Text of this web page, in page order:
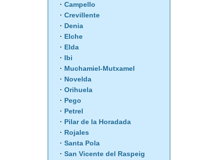
Campello
Crevillente
Denia
Elche
Elda
Ibi
Muchamiel-Mutxamel
Novelda
Orihuela
Pego
Petrel
Pilar de la Horadada
Rojales
Santa Pola
San Vicente del Raspeig